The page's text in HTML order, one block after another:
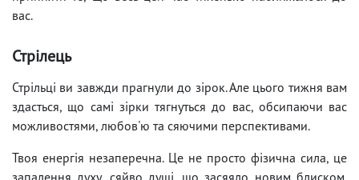
вас.
Стрілець
Стрільці ви завжди прагнули до зірок. Але цього тижня вам
здасться, що самі зірки тягнуться до вас, обсипаючи вас
можливостями, любов'ю та сяючими перспективами.
Твоя енергія незаперечна. Це не просто фізична сила, це
запалення духу, сяйво душі, що засяяло новим блиском.